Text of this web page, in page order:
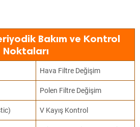
Bakım ve Kontrol
Noktaları
Hava Filtre Değişim
Polen Filtre Değişim
V Kayış Kontrol